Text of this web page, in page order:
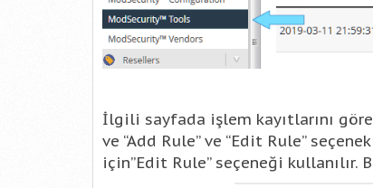
İlgili sayfada işlem kayıtlarını
ve “Add Rule” ve “Edit Rule”
için”Edit Rule” seçeneği kullanılır.